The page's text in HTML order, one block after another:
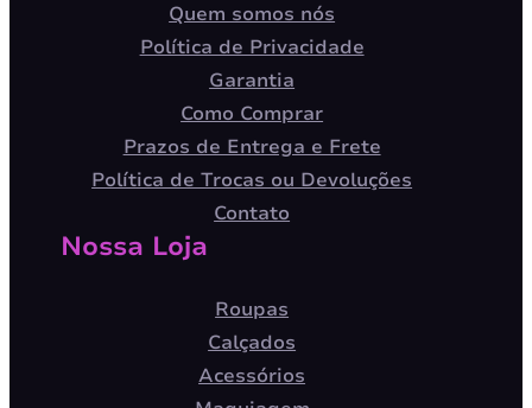
Quem somos nós
Política de Privacidade
Garantia
Como Comprar
Prazos de Entrega e Frete
Política de Trocas ou Devoluções
Contato
Nossa Loja
Roupas
Calçados
Acessórios